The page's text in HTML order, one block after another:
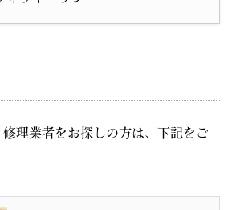
理業者をお探しの方は、下記をご